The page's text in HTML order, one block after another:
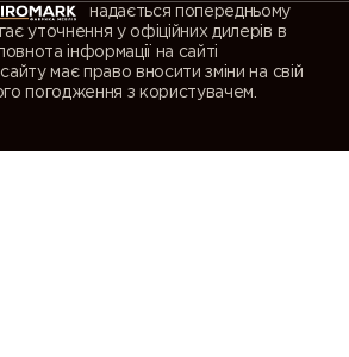
надається попередньому
уточнення у офіційних дилерів в
інформації на сайті
має право вносити зміни на свій
погодження з користувачем.